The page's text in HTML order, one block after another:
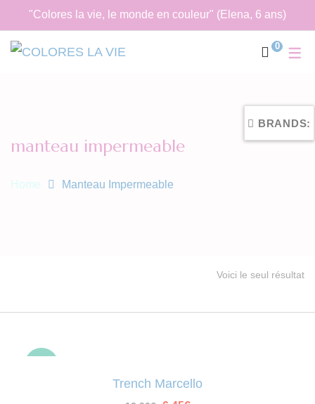
"Colores la vie, le monde en couleur" (Elena, 6 ans)
0
manteau impermeable
Home Manteau Impermeable
Voici le seul résultat
Trench Marcello
BRANDS: